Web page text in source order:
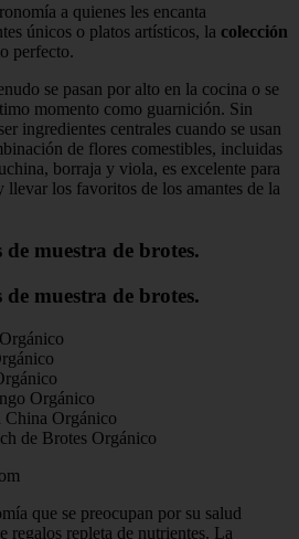
a quienes les encanta
únicos o platos artísticos, la colección
perfecto.
se pasan por alto en la cocina o se
momento como guarnición. Sin
ingredientes centrales cuando se usan
de flores comestibles, incluidas
borraja y viola, es excelente para
llevar los favoritos de los amantes de la
de muestra de brotes.
de muestra de brotes.
Orgánico
China Orgánico
de Brotes Orgánico
que se preocupan por su salud
regalos repleta de nutrientes. La